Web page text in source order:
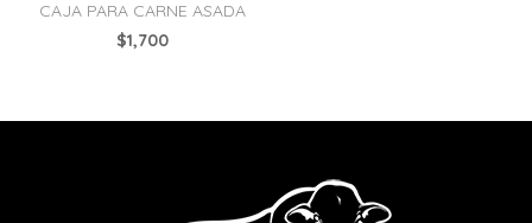
CAJA PARA CARNE ASADA
$1,700